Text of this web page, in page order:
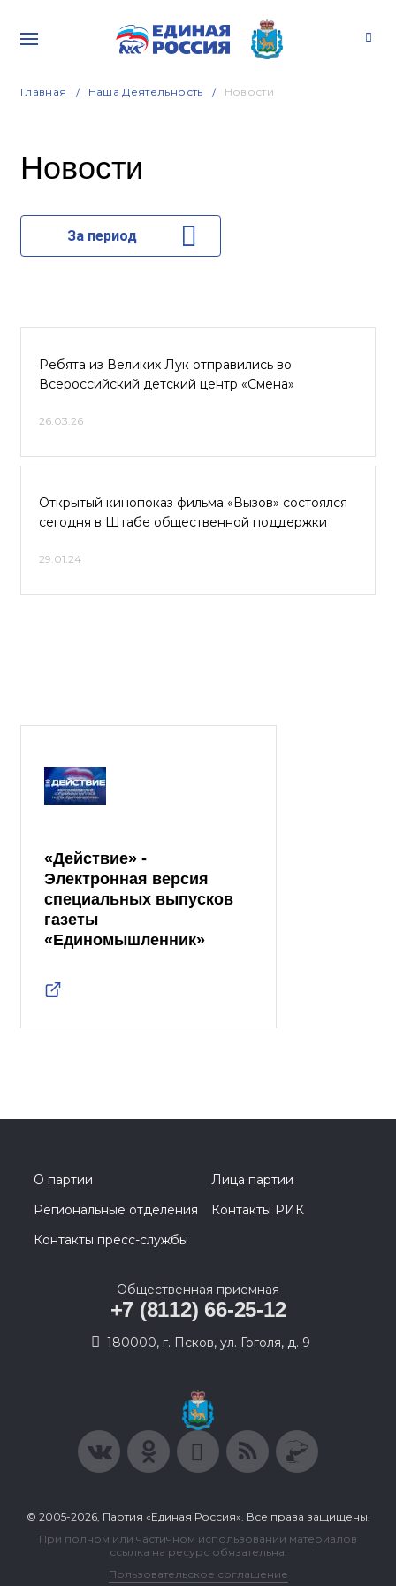
Главная Наша Деятельность Новости
Новости
За период
Ребята из Великих Лук отправились во
Всероссийский детский центр «Смена»
26.03.26
Открытый кинопоказ фильма «Вызов» состоялся
сегодня в Штабе общественной поддержки
29.01.24
«Действие» -
Электронная версия
специальных выпусков
газеты
«Единомышленник»
О партии
Лица партии
Региональные отделения
Контакты РИК
Контакты пресс-службы
Общественная приемная
+7 (8112) 66-25-12
180000, г. Псков, ул. Гоголя, д. 9
© 2005-2026, Партия «Единая Россия». Все права защищены.
При полном или частичном использовании материалов
ссылка на ресурс обязательна.
Пользовательское соглашение